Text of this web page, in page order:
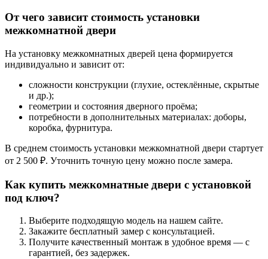
От чего зависит стоимость установки
межкомнатной двери
На установку межкомнатных дверей цена формируется
индивидуально и зависит от:
сложности конструкции (глухие, остеклённые, скрытые
и др.);
геометрии и состояния дверного проёма;
потребности в дополнительных материалах: доборы,
коробка, фурнитура.
В среднем стоимость установки межкомнатной двери стартует
от 2 500 ₽. Уточнить точную цену можно после замера.
Как купить межкомнатные двери с установкой
под ключ?
Выберите подходящую модель на нашем сайте.
Закажите бесплатный замер с консультацией.
Получите качественный монтаж в удобное время — с
гарантией, без задержек.